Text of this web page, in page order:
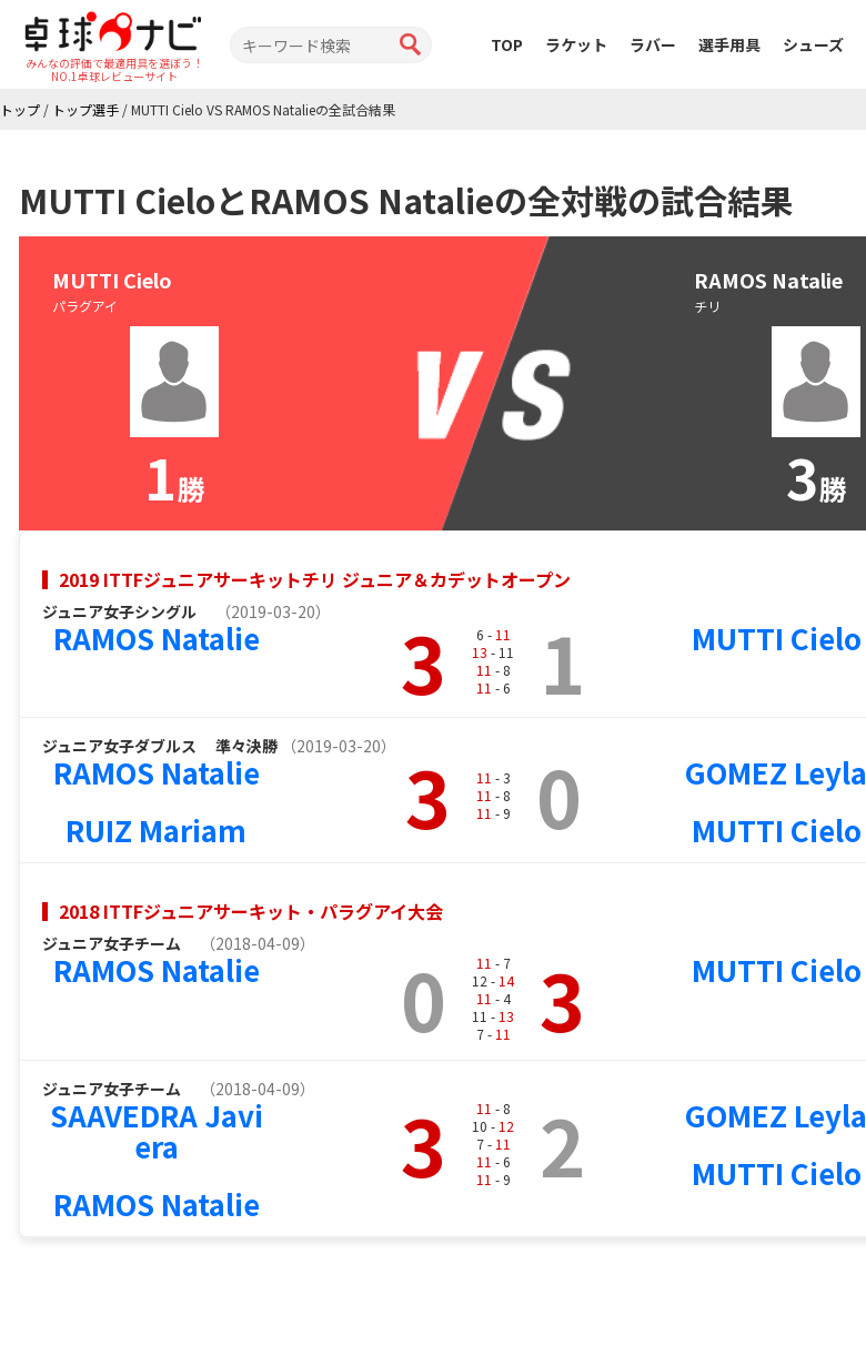
みんなの評価で最適用具を選ぼう！
NO.1卓球レビューサイト
TOP ラケット ラバー 選手用具 シューズ
トップ / トップ選手 /MUTTI Cielo VS RAMOS Natalieの全試合結果
MUTTI CieloとRAMOS Natalieの全対戦の試合結果
MUTTI Cielo
パラグアイ
1勝
RAMOS Natalie
チリ
3勝
2019 ITTFジュニアサーキットチリ ジュニア＆カデットオープン
ジュニア女子シングル （2019-03-20）
RAMOS Natalie 3 6 - 11
13 - 11
11 - 8
11 - 6 1 MUTTI Cielo
ジュニア女子ダブルス 準々決勝 （2019-03-20）
RAMOS Natalie
RUIZ Mariam
3 11 - 3
11 - 8
11 - 9 0
GOMEZ Leyla
MUTTI Cielo
2018 ITTFジュニアサーキット・パラグアイ大会
ジュニア女子チーム （2018-04-09）
RAMOS Natalie 0 11 - 7
12 - 14
11 - 4
11 - 13
7 - 11 3 MUTTI Cielo
ジュニア女子チーム （2018-04-09）
SAAVEDRA Javi
era
RAMOS Natalie
3 11 - 8
10 - 12
7 - 11
11 - 6
11 - 9 2
GOMEZ Leyla
MUTTI Cielo